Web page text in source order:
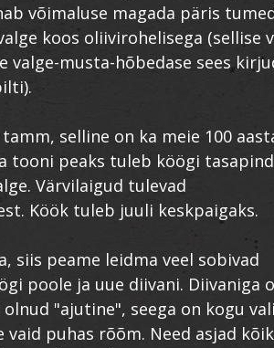
võimaluse magada päris
koos oliivirohelisega (sellise
musta-hõbedase sees
selline on ka meie 100
tooni peaks tuleb köögi
Värvilaigud tulevad
Köök tuleb juuli keskpaigaks.
siis peame leidma veel sobivad
poole ja uue diivani. Diivaniga
"ajutine", seega on kogu
puhas rõõm. Need asjad kõik